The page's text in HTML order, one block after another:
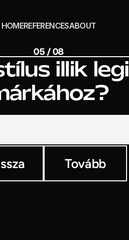
HOMEREFERENCESABOUT
05 / 08
illik
Tovább